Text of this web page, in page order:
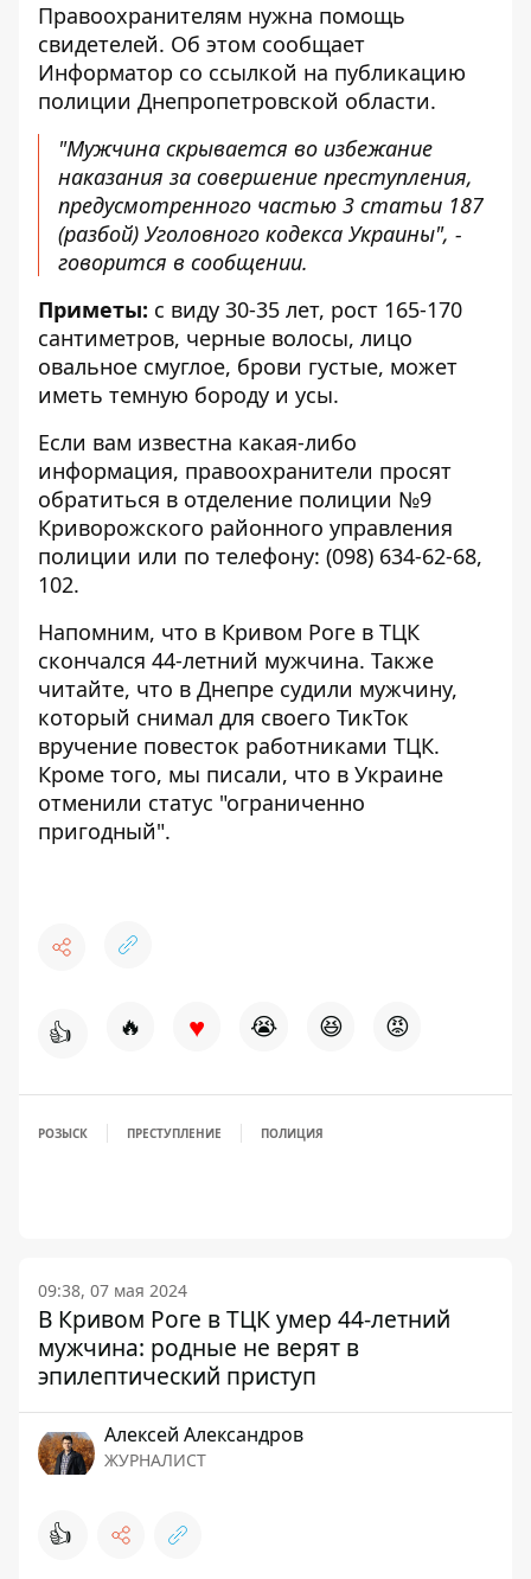
Правоохранителям нужна помощь
свидетелей. Об этом сообщает
Информатор со ссылкой на публикацию
полиции Днепропетровской области.
"Мужчина скрывается во избежание
наказания за совершение преступления,
предусмотренного частью 3 статьи 187
(разбой) Уголовного кодекса Украины", -
говорится в сообщении.
Приметы: с виду 30-35 лет, рост 165-170
сантиметров, черные волосы, лицо
овальное смуглое, брови густые, может
иметь темную бороду и усы.
Если вам известна какая-либо
информация, правоохранители просят
обратиться в отделение полиции №9
Криворожского районного управления
полиции или по телефону: (098) 634-62-68,
102.
Напомним, что в Кривом Роге в ТЦК
скончался 44-летний мужчина. Также
читайте, что в Днепре судили мужчину,
который снимал для своего ТикТок
вручение повесток работниками ТЦК.
Кроме того, мы писали, что в Украине
отменили статус "ограниченно
пригодный".
👍 🔥 ♥ 😭 😆 😡
РОЗЫСК ПРЕСТУПЛЕНИЕ ПОЛИЦИЯ
09:38, 07 мая 2024
В Кривом Роге в ТЦК умер 44-летний
мужчина: родные не верят в
эпилептический приступ
Алексей Александров
ЖУРНАЛИСТ
👍